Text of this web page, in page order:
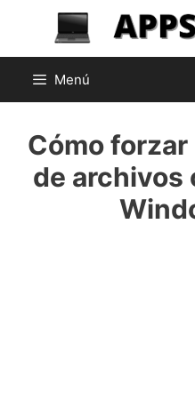
contenido
Menú
Cómo
de archivos